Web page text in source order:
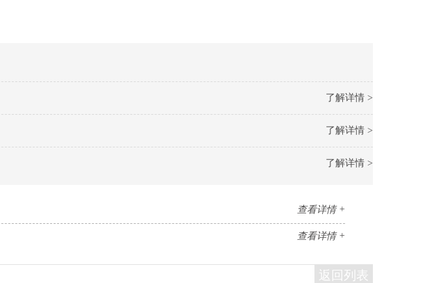
了解详情 >
了解详情 >
了解详情 >
查看详情 +
查看详情 +
返回列表